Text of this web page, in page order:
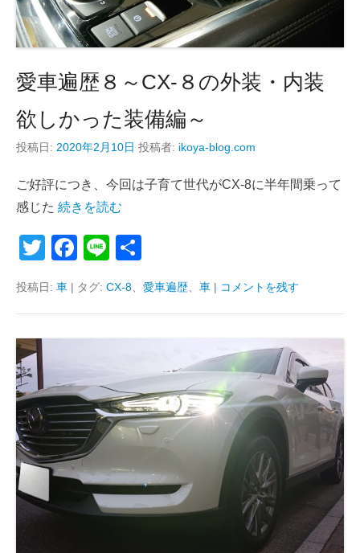
愛車遍歴８～CX-８の外装・内装
欲しかった装備編～
投稿日: 2020年2月10日 投稿者: ikoya-blog.com
ご好評につき、今回は子育て世代がCX-8に半年間乗って
感じた 続きを読む
T
wi
tt
F
c
o
k
Li
e
有
投稿日: 車 | タグ: CX-8、 愛車遍歴、 車 | コメントを残す